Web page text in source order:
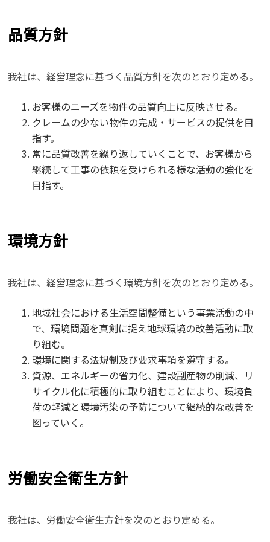
品質方針
我社は、経営理念に基づく品質方針を次のとおり定める。
お客様のニーズを物件の品質向上に反映させる。
クレームの少ない物件の完成・サービスの提供を目
指す。
常に品質改善を繰り返していくことで、お客様から
継続して工事の依頼を受けられる様な活動の強化を
目指す。
環境方針
我社は、経営理念に基づく環境方針を次のとおり定める。
地域社会における生活空間整備という事業活動の中
で、環境問題を真剣に捉え地球環境の改善活動に取
り組む。
環境に関する法規制及び要求事項を遵守する。
資源、エネルギーの省力化、建設副産物の削減、リ
サイクル化に積極的に取り組むことにより、環境負
荷の軽減と環境汚染の予防について継続的な改善を
図っていく。
労働安全衛生方針
我社は、労働安全衛生方針を次のとおり定める。